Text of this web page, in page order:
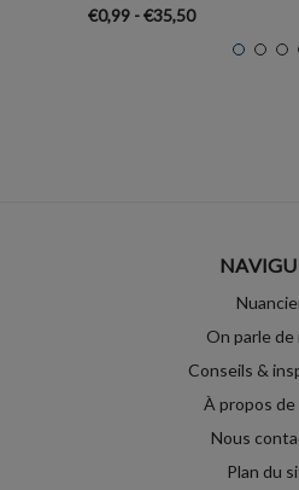
€0,99 - €35,50
On parle de
Conseils &
À propos de
Nous
Plan du